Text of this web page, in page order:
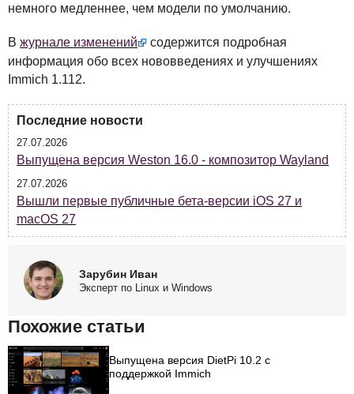
немного медленнее, чем модели по умолчанию.
В журнале изменений
содержится подробная
информация обо всех нововведениях и улучшениях
Immich 1.112.
Последние новости
27.07.2026
Выпущена версия Weston 16.0 - композитор Wayland
27.07.2026
Вышли первые публичные бета-версии iOS 27 и
macOS 27
Зарубин Иван
Эксперт по Linux и Windows
Похожие статьи
Выпущена версия DietPi 10.2 с
поддержкой Immich